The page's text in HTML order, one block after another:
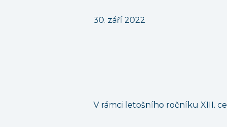
30. září 2022
V rámci letošního ročníku XIII.